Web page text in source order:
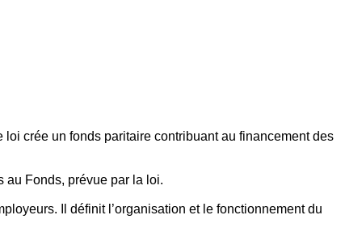
loi crée un fonds paritaire contribuant au financement des
au Fonds, prévue par la loi.
Il définit l’organisation et le fonctionnement du